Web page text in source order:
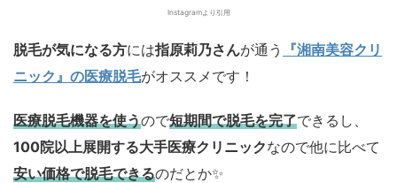
Instagramより引用
脱毛が気になる方には指原莉乃さんが通う
『湘南美容クリ
ニック』の医療脱毛がオススメ です！
医療脱毛機器を使うので短期間で脱毛を完了できるし、
100院以上展開する大手医療クリニックなので他に比べて
安い価格で脱毛できるのだとか✨